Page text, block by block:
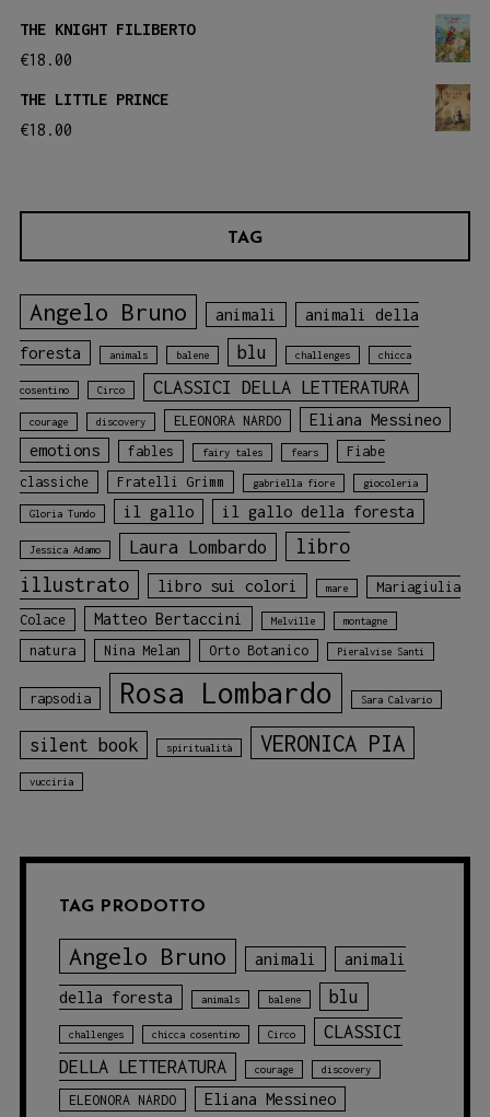
prodotto
THE KNIGHT FILIBERTO
€18.00
THE LITTLE PRINCE
€18.00
TAG
Angelo Bruno animali animali della
foresta animals balene blu challenges chicca
cosentino Circo CLASSICI DELLA LETTERATURA
courage discovery ELEONORA NARDO
Eliana Messineo
emotions
fables fairy tales fears
Fiabe
classiche
Fratelli Grimm gabriella fiore giocoleria
Gloria Tundo il gallo il gallo della foresta
Jessica Adamo Laura Lombardo
libro
illustrato
libro sui colori mare
Mariagiulia
Colace
Matteo Bertaccini Melville montagne
natura Nina Melan Orto Botanico Pieralvise Santi
rapsodia Rosa Lombardo Sara Calvario
silent book spiritualità VERONICA PIA
vucciria
TAG PRODOTTO
Angelo Bruno animali animali
della foresta animals balene blu
challenges chicca cosentino Circo
CLASSICI
DELLA LETTERATURA
courage discovery
ELEONORA NARDO
Eliana Messineo